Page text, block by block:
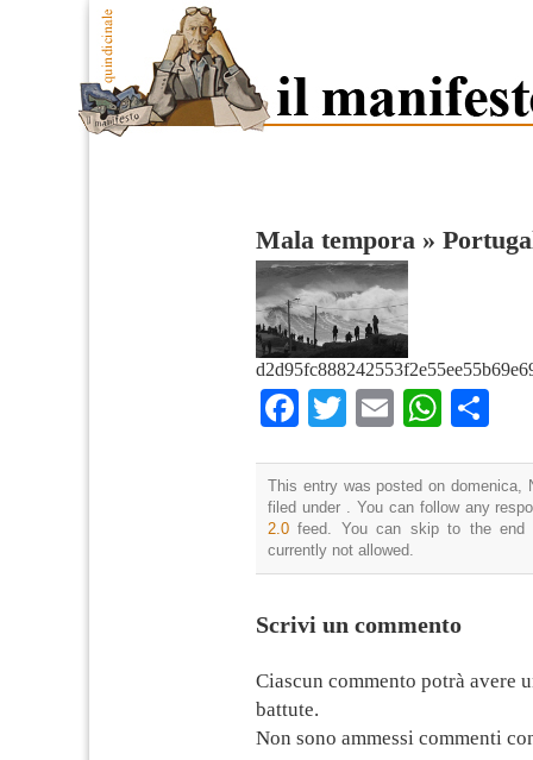
Mala tempora »
Facebook
TwitterEmail
This entry was posted on domenica,
filed under . You can follow any
2.0 feed. You can skip to the end
currently not allowed.
Scrivi un commento
Ciascun commento potrà avere
battute.
Non sono ammessi commenti